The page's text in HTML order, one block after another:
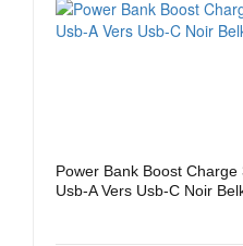
Power Bank Boost
Usb-A Vers Usb-C Noir